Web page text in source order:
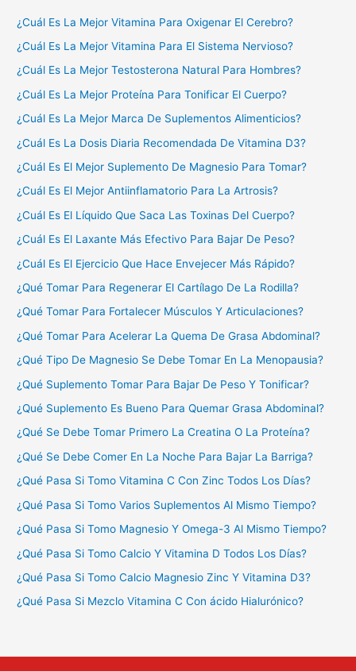
¿Cuál Es La Mejor Vitamina Para Oxigenar El Cerebro?
¿Cuál Es La Mejor Vitamina Para El Sistema Nervioso?
¿Cuál Es La Mejor Testosterona Natural Para Hombres?
¿Cuál Es La Mejor Proteína Para Tonificar El Cuerpo?
¿Cuál Es La Mejor Marca De Suplementos Alimenticios?
¿Cuál Es La Dosis Diaria Recomendada De Vitamina D3?
¿Cuál Es El Mejor Suplemento De Magnesio Para Tomar?
¿Cuál Es El Mejor Antiinflamatorio Para La Artrosis?
¿Cuál Es El Líquido Que Saca Las Toxinas Del Cuerpo?
¿Cuál Es El Laxante Más Efectivo Para Bajar De Peso?
¿Cuál Es El Ejercicio Que Hace Envejecer Más Rápido?
¿Qué Tomar Para Regenerar El Cartílago De La Rodilla?
¿Qué Tomar Para Fortalecer Músculos Y Articulaciones?
¿Qué Tomar Para Acelerar La Quema De Grasa Abdominal?
¿Qué Tipo De Magnesio Se Debe Tomar En La Menopausia?
¿Qué Suplemento Tomar Para Bajar De Peso Y Tonificar?
¿Qué Suplemento Es Bueno Para Quemar Grasa Abdominal?
¿Qué Se Debe Tomar Primero La Creatina O La Proteína?
¿Qué Se Debe Comer En La Noche Para Bajar La Barriga?
¿Qué Pasa Si Tomo Vitamina C Con Zinc Todos Los Días?
¿Qué Pasa Si Tomo Varios Suplementos Al Mismo Tiempo?
¿Qué Pasa Si Tomo Magnesio Y Omega-3 Al Mismo Tiempo?
¿Qué Pasa Si Tomo Calcio Y Vitamina D Todos Los Días?
¿Qué Pasa Si Tomo Calcio Magnesio Zinc Y Vitamina D3?
¿Qué Pasa Si Mezclo Vitamina C Con ácido Hialurónico?